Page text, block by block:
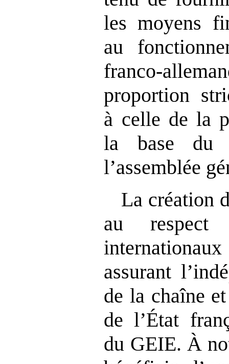
les moyens
au
proportion
à celle de la
la base du
l’assemblée
La création
au respect
assurant
de la chaîne
de l’État
du GEIE. À